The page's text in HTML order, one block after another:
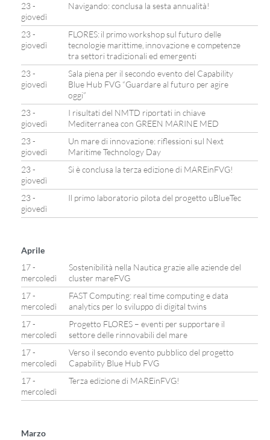
23 -
giovedì
Navigando: conclusa la sesta annualità!
23 -
giovedì
FLORES: il primo workshop sul futuro delle
tecnologie marittime, innovazione e competenze
tra settori tradizionali ed emergenti
23 -
giovedì
Sala piena per il secondo evento del Capability
Blue Hub FVG “Guardare al futuro per agire
oggi”
23 -
giovedì
I risultati del NMTD riportati in chiave
Mediterranea con GREEN MARINE MED
23 -
giovedì
Un mare di innovazione: riflessioni sul Next
Maritime Technology Day
23 -
giovedì
Si è conclusa la terza edizione di MAREinFVG!
23 -
giovedì
Il primo laboratorio pilota del progetto uBlueTec
Aprile
17 -
mercoledì
Sostenibilità nella Nautica grazie alle aziende del
cluster mareFVG
17 -
mercoledì
FAST Computing: real time computing e data
analytics per lo sviluppo di digital twins
17 -
mercoledì
Progetto FLORES – eventi per supportare il
settore delle rinnovabili del mare
17 -
mercoledì
Verso il secondo evento pubblico del progetto
Capability Blue Hub FVG
17 -
mercoledì
Terza edizione di MAREinFVG!
Marzo